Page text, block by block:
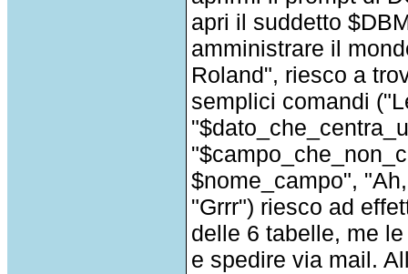
apri il suddetto
amministrare il
Roland", riesco a
semplici comandi
$nome_campo",
"Grrr") riesco ad
delle 6 tabelle, me
e spedire via mail.